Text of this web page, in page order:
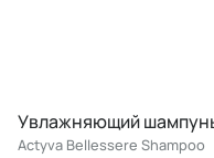
Увлажняющий
Actyva Bellessere Shampoo